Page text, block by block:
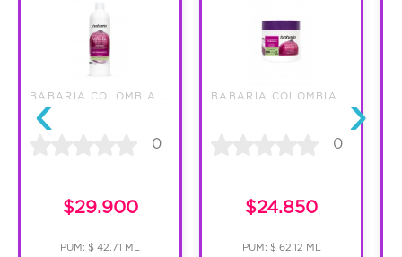
‹ 0
$29.900
PUM: $ 42.71 ML
0
$24.850
PUM: $ 62.12 ML
›